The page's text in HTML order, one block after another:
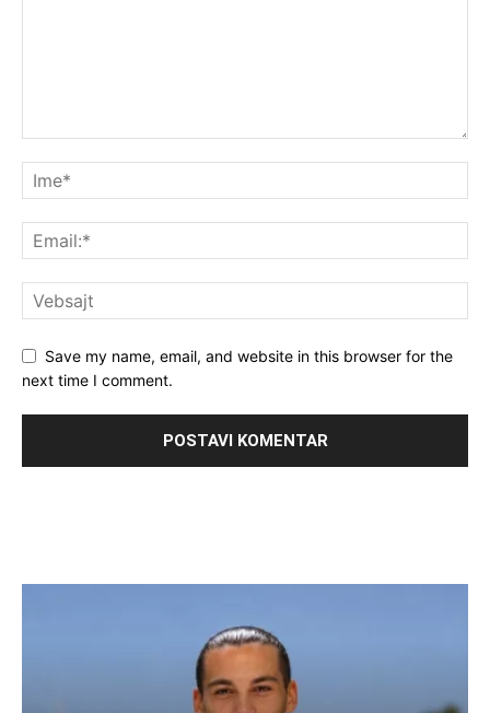
Save my name, email, and website in this browser for the
next time I comment.